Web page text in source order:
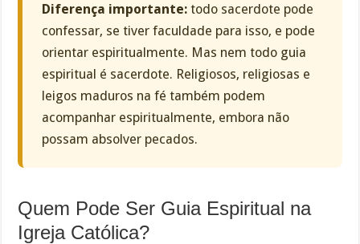
Diferença importante: todo sacerdote pode
confessar, se tiver faculdade para isso, e pode
orientar espiritualmente. Mas nem todo guia
espiritual é sacerdote. Religiosos, religiosas e
leigos maduros na fé também podem
acompanhar espiritualmente, embora não
possam absolver pecados.
Quem Pode Ser Guia Espiritual na
Igreja Católica?